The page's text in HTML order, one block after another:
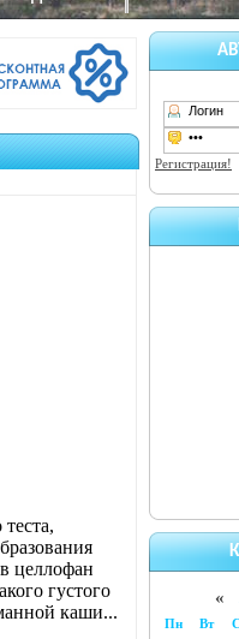
Регистрация!
«
Пн
Вт
целлофан
густого
каши...